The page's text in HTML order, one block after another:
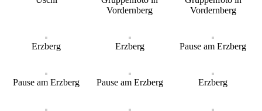
Vordernberg
Vordernberg
Erzberg Erzberg Pause am Erzberg
Pause am Erzberg Pause am Erzberg Erzberg